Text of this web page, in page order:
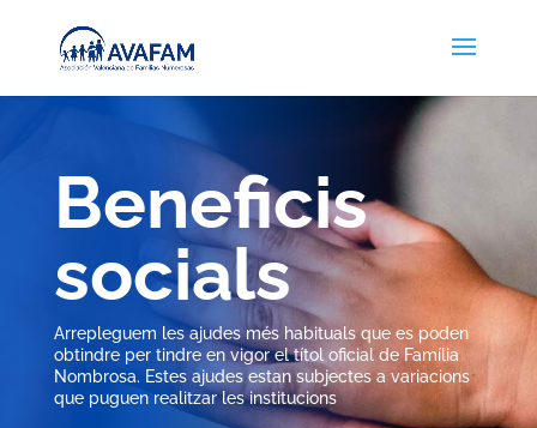
Beneficis
socials
Arrepleguem les ajudes més habituals que es poden
obtindre per tindre en vigor el títol oficial de Família
Nombrosa. Estes ajudes estan subjectes a variacions
que puguen realitzar les institucions